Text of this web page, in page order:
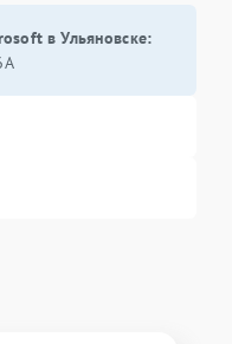
в Ульяновске: